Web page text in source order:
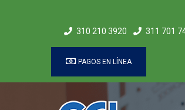
310 210 3920 311 701
PAGOS EN LÍNEA